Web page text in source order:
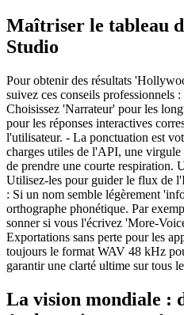
Maîtriser le tableau
Studio
Pour obtenir des résultats
suivez ces conseils professionnels
Choisissez 'Narrateur' pour les
pour les réponses interactives
l'utilisateur. - La ponctuation est
charges utiles de l'API, une
de prendre une courte respiration.
Utilisez-les pour guider le flux de
: Si un nom semble légèrement
orthographe phonétique. Par
sonner si vous l'écrivez 'More-
Exportations sans perte pour les
toujours le format WAV 48 kHz
garantir une clarté ultime sur tous
La vision mondiale :